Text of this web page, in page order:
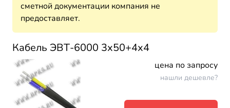
сметной документации компания не
предоставляет.
Кабель ЭВТ-6000 3х50+4х4
цена по запросу
нашли дешевле?